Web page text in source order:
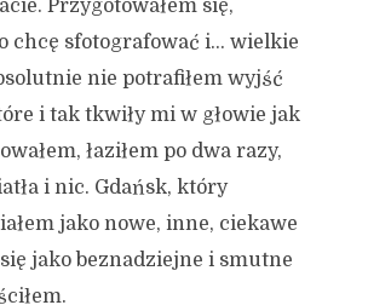
Przygotowałem się,
chcę sfotografować i… wielkie
nie potrafiłem wyjść
i tak tkwiły mi w głowie jak
łaziłem po dwa razy,
i nic. Gdańsk, który
jako nowe, inne, ciekawe
jako beznadziejne i smutne